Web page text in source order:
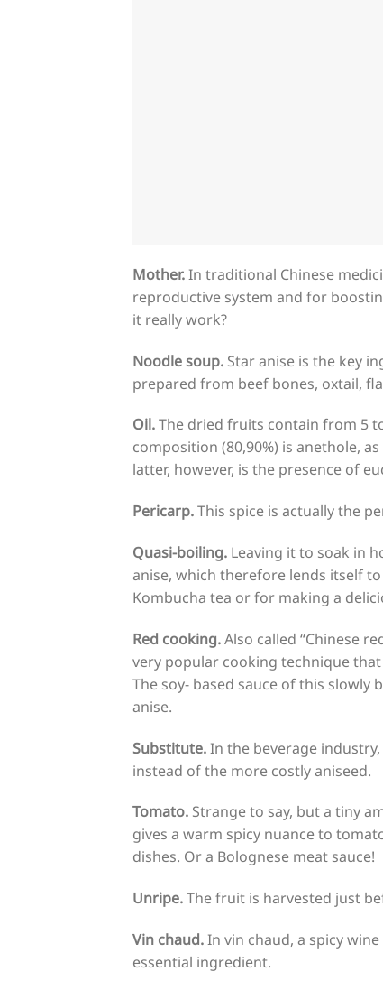
Mother.In traditional Chinese
reproductive system and for
it really work?
Noodle soup. Star anise is the key
prepared from beef bones, oxtail,
Oil.The dried fruits contain from 5
composition (80,90%) is anethole,
latter, however, is the presence of
Pericarp.This spice is actually the
Quasi-boiling. Leaving it to soak in
anise, which therefore lends itself
Kombucha tea or for making a
Red cooking.Also called “Chinese
very popular cooking technique
The soy- based sauce of this slowly
anise.
Substitute.In the beverage
instead of the more costly aniseed.
Tomato. Strange to say, but a tiny
gives a warm spicy nuance to
dishes. Or a Bolognese meat sauce!
Unripe.The fruit is harvested just
Vin chaud.In vin chaud, a spicy
essential ingredient.